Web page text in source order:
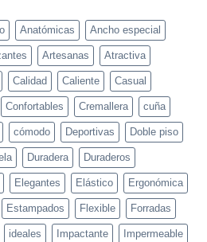
Anatómicas Ancho especial
Artesanas Atractiva
Calidad Caliente Casual
Confortables Cremallera cuña
cómodo Deportivas Doble piso
Duradera Duraderos
Elegantes Elástico Ergonómica
Estampados Flexible Forradas
ideales Impactante Impermeable